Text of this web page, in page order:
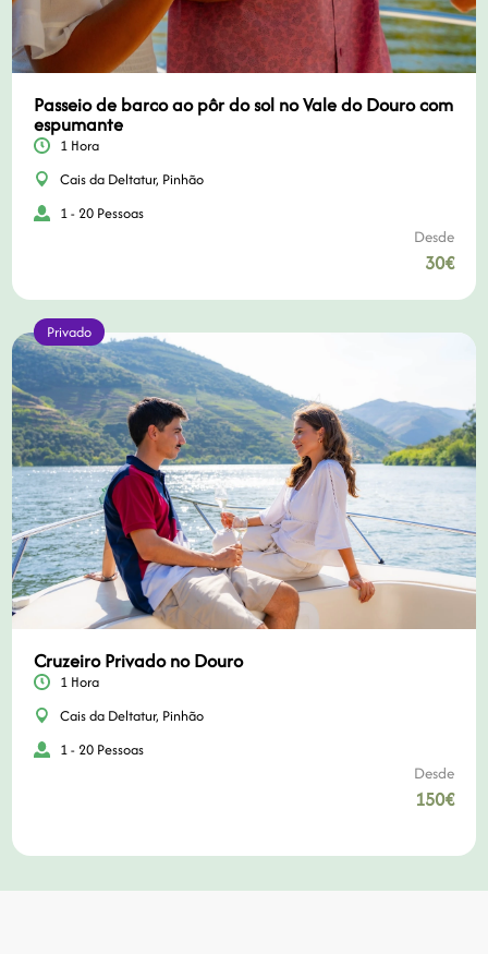
Passeio de barco ao pôr do sol no Vale do Douro com
espumante
1 Hora
Cais da Deltatur, Pinhão
1 - 20 Pessoas
Desde
30€
Privado
Cruzeiro Privado no Douro
1 Hora
Cais da Deltatur, Pinhão
1 - 20 Pessoas
Desde
150€